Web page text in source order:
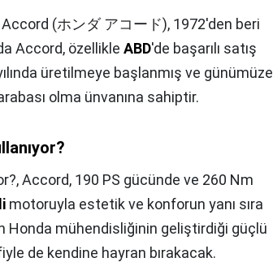
(ホンダ アコード), 1972'den beri
Accord, özellikle ABD'de başarılı satış
üretilmeye başlanmış ve günümüze
olma ünvanına sahiptir.
Accord, 190 PS gücünde ve 260 Nm
motoruyla estetik ve konforun yanı sıra
Honda mühendisliğinin geliştirdiği güçlü
de kendine hayran bırakacak.